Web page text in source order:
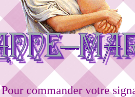
Pour commander votre